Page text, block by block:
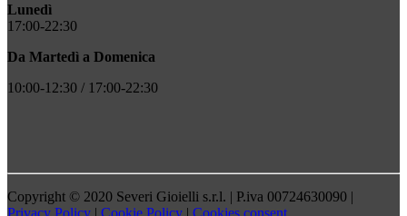
Lunedì
17:00-22:30
Da Martedì a Domenica
10:00-12:30 / 17:00-22:30
Copyright © 2020 Severi Gioielli s.r.l. | P.iva 00724630090 |
Privacy Policy | Cookie Policy | Cookies consent